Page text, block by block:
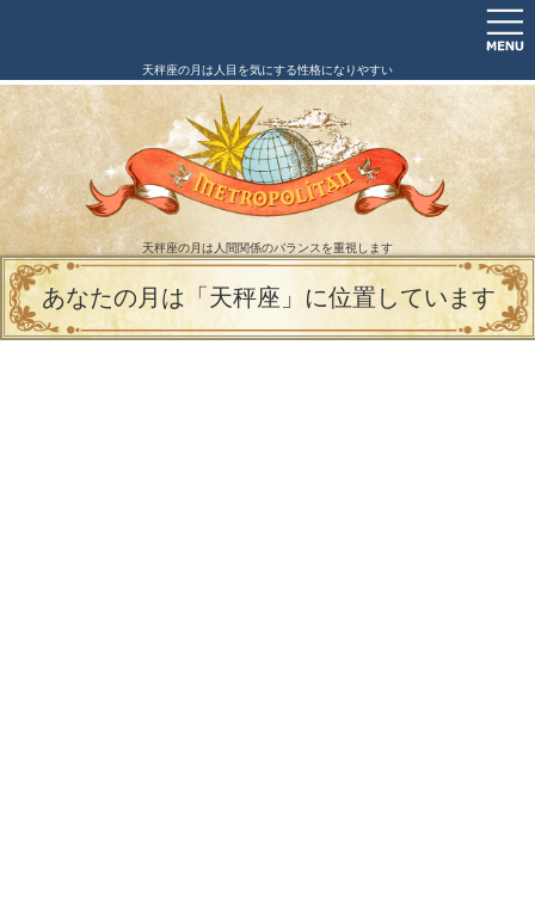
天秤座の月は人目を気にする性格になりやすい
天秤座の月は人間関係のバランスを重視します
あなたの月は「天秤座」に位置しています